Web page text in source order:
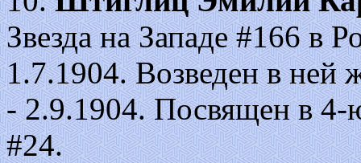
Звезда на Западе #166 в
1.7.1904. Возведен в ней
- 2.9.1904. Посвящен в 4-
#24.